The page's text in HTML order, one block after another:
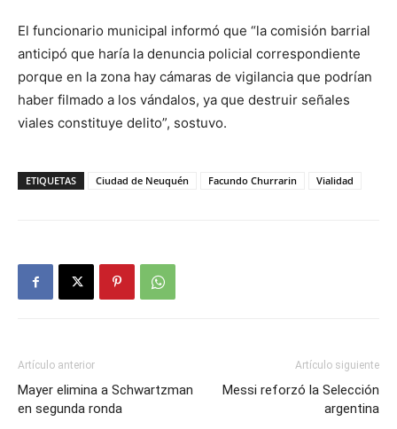
El funcionario municipal informó que “la comisión barrial
anticipó que haría la denuncia policial correspondiente
porque en la zona hay cámaras de vigilancia que podrían
haber filmado a los vándalos, ya que destruir señales
viales constituye delito”, sostuvo.
ETIQUETAS Ciudad de Neuquén Facundo Churrarin Vialidad
Artículo anterior
Mayer elimina a Schwartzman
en segunda ronda
Artículo siguiente
Messi reforzó la Selección
argentina